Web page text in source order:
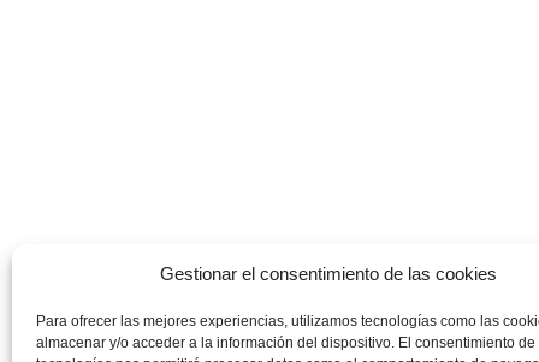
Gestionar el consentimiento de las cookies
Para ofrecer las mejores experiencias, utilizamos tecnologías como las
almacenar y/o acceder a la información del dispositivo. El consentimiento de